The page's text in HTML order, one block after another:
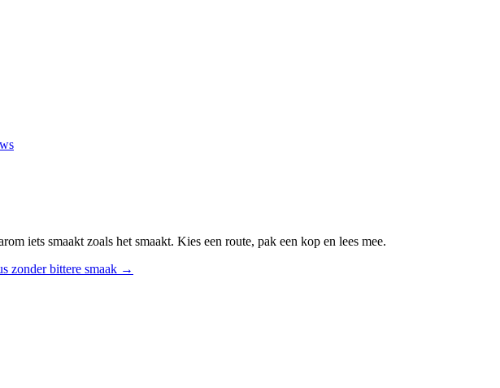
iets smaakt zoals het smaakt. Kies een route, pak een kop en lees mee.
zonder bittere smaak →